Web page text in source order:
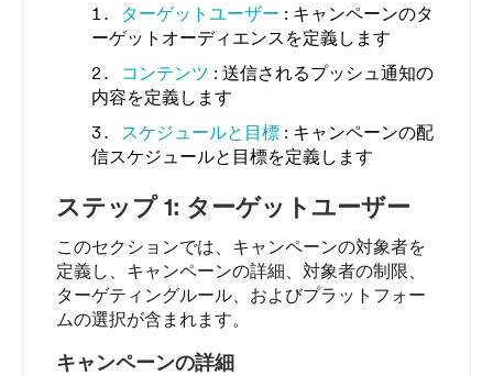
ターゲットユーザー : キャンペーンのタ
ーゲットオーディエンスを定義します
コンテンツ : 送信されるプッシュ通知の
内容を定義します
スケジュールと目標 : キャンペーンの配
信スケジュールと目標を定義します
ステップ 1: ターゲットユーザー
このセクションでは、キャンペーンの対象者を
定義し、キャンペーンの詳細、対象者の制限、
ターゲティングルール、およびプラットフォー
ムの選択が含まれます。
キャンペーンの詳細